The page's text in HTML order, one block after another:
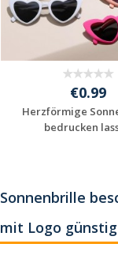
€0.99
Herzförmige
bedrucken
Sonnenbrille
mit Logo günstig